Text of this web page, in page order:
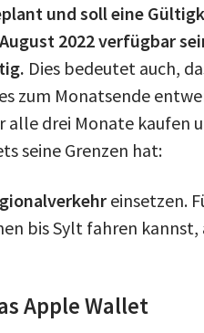
und soll eine
2022 verfügbar
Dies bedeutet auch,
zum Monatsende
alle drei Monate kaufen
seine Grenzen hat:
einsetzen.
bis Sylt fahren
Apple Wallet